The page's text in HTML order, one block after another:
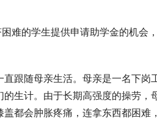
难的学生提供申请助学金的机会
跟随母亲生活。母亲是一名下岗
生计。由于长期高强度的操劳，
都会肿胀疼痛，连拿东西都困难